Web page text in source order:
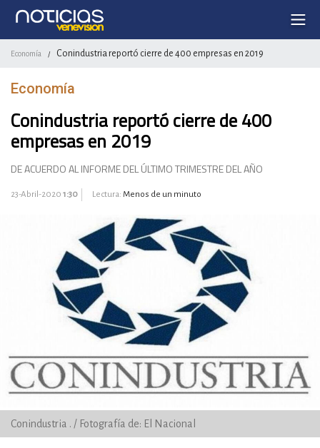
Economía / Conindustria reportó cierre de 400 empresas en 2019
Economía
Conindustria reportó cierre de 400
empresas en 2019
DE ACUERDO AL INFORME DEL ÚLTIMO TRIMESTRE DEL AÑO
23-Abril-2020 1:30 Lectura: Menos de un minuto
Conindustria . / Fotografía de: El Nacional